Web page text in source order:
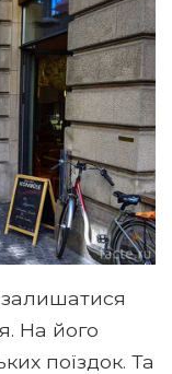
На його
поїздок. Та